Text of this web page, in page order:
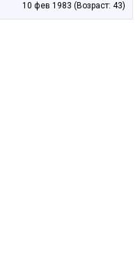
10 фев 1983 (Возраст: 43)